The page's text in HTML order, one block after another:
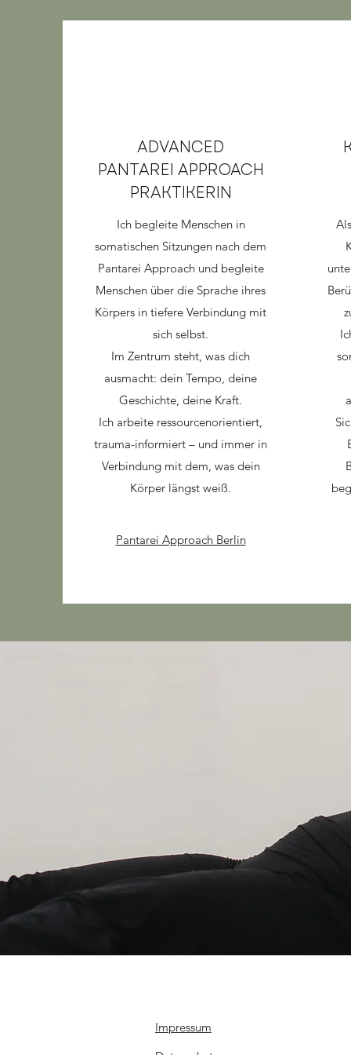
ADVANCED
PANTAREI APPROACH
PRAKTIKERIN
Ich begleite Menschen in
somatischen Sitzungen nach dem
Pantarei Approach und begleite
Menschen über die Sprache ihres
Körpers in tiefere Verbindung mit
sich selbst.
Im Zentrum steht, was dich
ausmacht: dein Tempo, deine
Geschichte, deine Kraft.
Ich arbeite ressourcenorientiert,
trauma-informiert – und immer in
Verbindung mit dem, was dein
Körper längst weiß.
Pantarei Approach Berlin
Impressum